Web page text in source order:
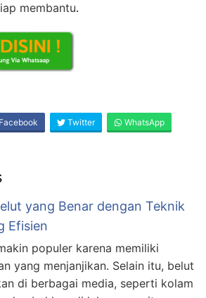
membantu.
Facebook Twitter WhatsApp
yang Benar dengan Teknik
Efisien
populer karena memiliki
yang menjanjikan. Selain itu, belut
di berbagai media, seperti kolam